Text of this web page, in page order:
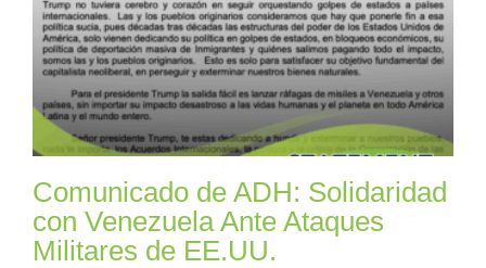
Comunicado de ADH: Solidaridad
con Venezuela Ante Ataques
Militares de EE.UU.